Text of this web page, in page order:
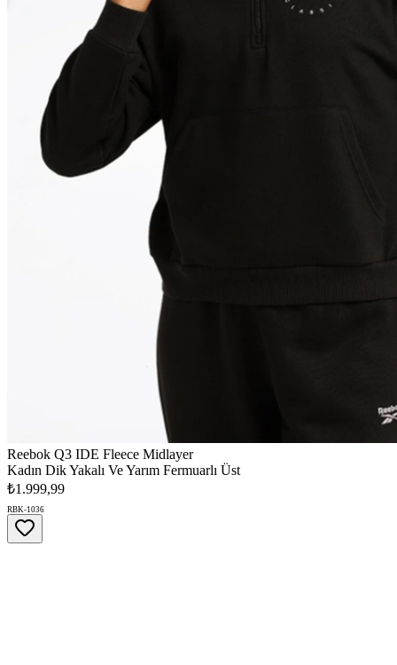
Reebok Q3 IDE Fleece Midlayer
Kadın Dik Yakalı Ve Yarım Fermuarlı Üst
₺1.999,99
RBK-1036